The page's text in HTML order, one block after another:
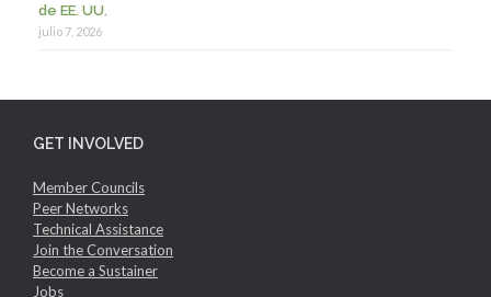
de EE. UU.
julio 7, 2026
GET INVOLVED
Member Councils
Peer Networks
Technical Assistance
Join the Conversation
Become a Sustainer
Jobs